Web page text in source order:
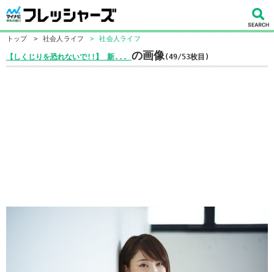
トップ > 社会人ライフ > 社会人ライフ
【しくじりを恐れないで!!】 新... の画像(49/53枚目)